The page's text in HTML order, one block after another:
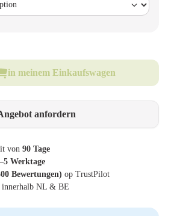
in meinem Einkaufswagen
anfordern
von 90 Tage
Werktage
Bewertungen) op TrustPilot
innerhalb NL & BE